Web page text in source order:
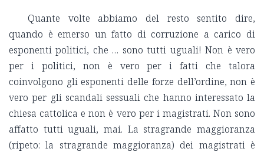
Quante volte abbiamo del resto sentito dire,
quando è emerso un fatto di corruzione a carico di
esponenti politici, che … sono tutti uguali! Non è vero
per i politici, non è vero per i fatti che talora
coinvolgono gli esponenti delle forze dell’ordine, non è
vero per gli scandali sessuali che hanno interessato la
chiesa cattolica e non è vero per i magistrati. Non sono
affatto tutti uguali, mai. La stragrande maggioranza
(ripeto: la stragrande maggioranza) dei magistrati è